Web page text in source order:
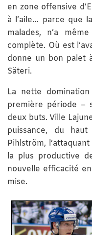
en zone offensive
à l’aile… parce que
malades, n’a
complète. Où est
donne un bon palet
Säteri.
La nette
première période –
deux buts. Ville
puissance, du
Pihlström,
la plus productive
nouvelle efficacité
mise.